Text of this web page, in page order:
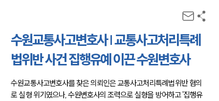
수원교통사고변호사 | 교통사고처리특례
법위반 사건 집행유예 이끈 수원변호사
수원교통사고변호사를 찾은 의뢰인은 교통사고처리특례법위반 혐의
로 실형 위기였으나, 수원변호사의 조력으로 실형을 방어하고 '집행유